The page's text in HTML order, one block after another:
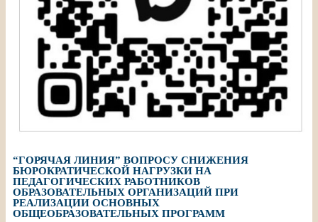
“ГОРЯЧАЯ ЛИНИЯ” ВОПРОСУ СНИЖЕНИЯ
БЮРОКРАТИЧЕСКОЙ НАГРУЗКИ НА
ПЕДАГОГИЧЕСКИХ РАБОТНИКОВ
ОБРАЗОВАТЕЛЬНЫХ ОРГАНИЗАЦИЙ ПРИ
РЕАЛИЗАЦИИ ОСНОВНЫХ
ОБЩЕОБРАЗОВАТЕЛЬНЫХ ПРОГРАММ